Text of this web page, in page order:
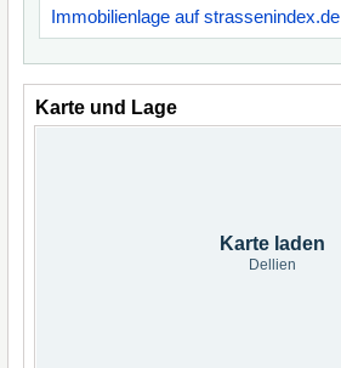
Immobilienlage auf strassenindex.de
Karte und Lage
Karte laden
Dellien